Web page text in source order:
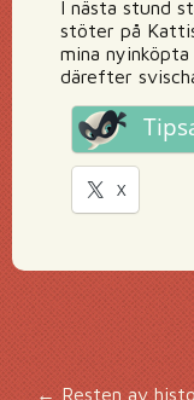
I nästa stund
stöter på
mina
därefter
X
←Resten av